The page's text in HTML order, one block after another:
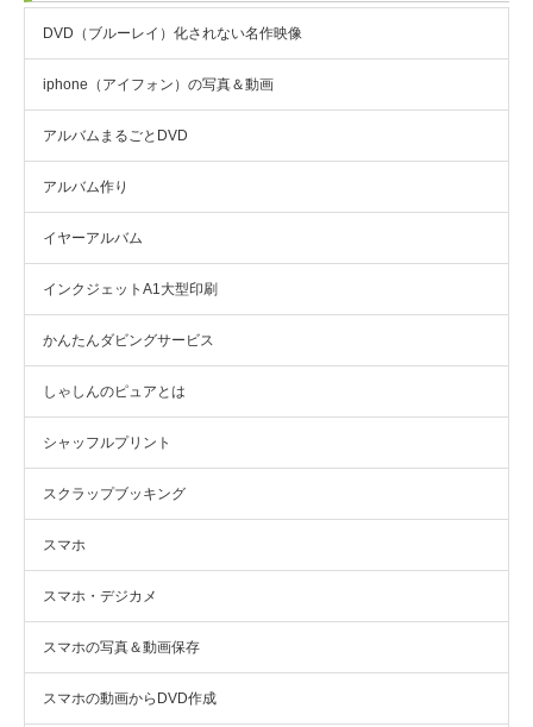
DVD（ブルーレイ）化されない名作映像
iphone（アイフォン）の写真＆動画
アルバムまるごとDVD
アルバム作り
イヤーアルバム
インクジェットA1大型印刷
かんたんダビングサービス
しゃしんのピュアとは
シャッフルプリント
スクラップブッキング
スマホ
スマホ・デジカメ
スマホの写真＆動画保存
スマホの動画からDVD作成